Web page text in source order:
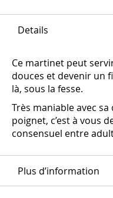
Details
Ce martinet peut
douces et devenir un
là, sous la fesse.
Très maniable avec
poignet, c’est à vous
consensuel entre
Plus d’information